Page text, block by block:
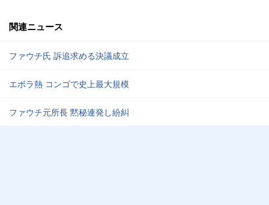
関連ニュース
ファウチ氏 訴追求める決議成立
エボラ熱 コンゴで史上最大規模
ファウチ元所長 黙秘連発し紛糾